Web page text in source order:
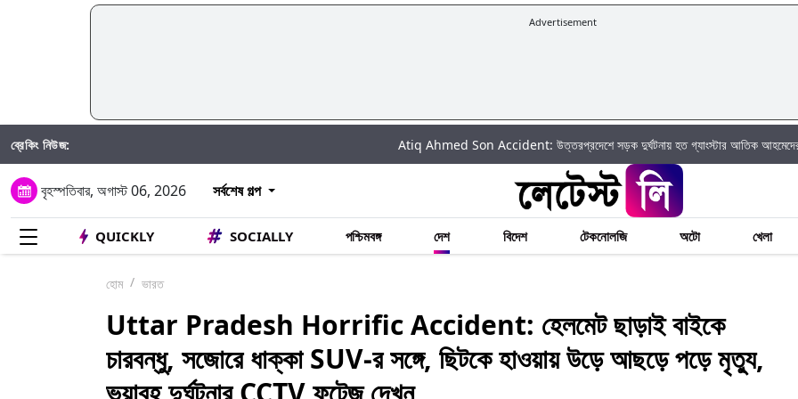
Advertisement
ব্রেকিং নিউজ: Atiq Ahmed Son Accident: উত্তরপ্রদেশে সড়ক দুর্ঘটনায় হত গ্যাংস্টার আতিক আহমেদের ছোট ছেলে
বৃহস্পতিবার, অগাস্ট 06, 2026 সর্বশেষ গল্প
QUICKLY SOCIALLY পশ্চিমবঙ্গ দেশ বিদেশ টেকনোলজি অটো খেলা
হোম ভারত
Uttar Pradesh Horrific Accident: হেলমেট ছাড়াই বাইকে
চারবন্ধু, সজোরে ধাক্কা SUV-র সঙ্গে, ছিটকে হাওয়ায় উড়ে আছড়ে পড়ে মৃত্যু,